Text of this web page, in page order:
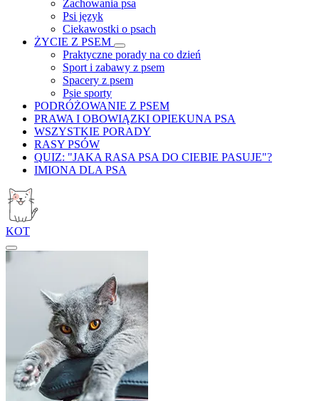
Zachowania psa
Psi język
Ciekawostki o psach
ŻYCIE Z PSEM
Praktyczne porady na co dzień
Sport i zabawy z psem
Spacery z psem
Psie sporty
PODRÓŻOWANIE Z PSEM
PRAWA I OBOWIĄZKI OPIEKUNA PSA
WSZYSTKIE PORADY
RASY PSÓW
QUIZ: "JAKA RASA PSA DO CIEBIE PASUJE"?
IMIONA DLA PSA
KOT